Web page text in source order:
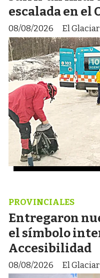
escalada en el
El
08/08/2026
Entregaron
el símbolo
Accesibilidad
El
PROVINCIALES
08/08/2026